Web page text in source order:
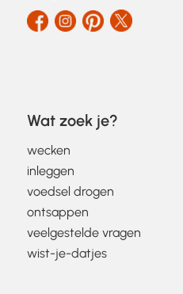
Wat zoek je?
wecken
inleggen
voedsel drogen
ontsappen
veelgestelde vragen
wist-je-datjes